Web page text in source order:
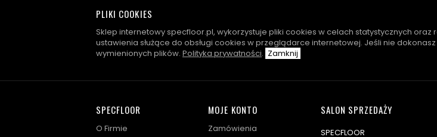
PLIKI COOKIES
Sklep internetowy specfloor.pl, wykorzystuje pliki cookies w celach statystycznych
ustawienia służące do obsługi cookies w przeglądarce internetowej. Jeśli nie
wymienionych plików. Polityka prywatności. Zamknij
SPECFLOOR
O Firmie
MOJE KONTO
Zamówienia
SALON SPRZEDAŻY
SPECFLOOR